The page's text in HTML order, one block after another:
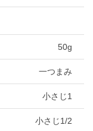
50g
一つまみ
小さじ1
小さじ1/2